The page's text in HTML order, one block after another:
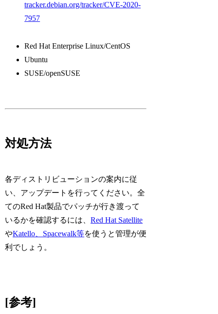
tracker.debian.org/tracker/CVE-2020-
7957
Red Hat Enterprise Linux/CentOS
Ubuntu
SUSE/openSUSE
対処方法
各ディストリビューションの案内に従
い、アップデートを行ってください。全
てのRed Hat製品でパッチが行き渡って
いるかを確認するには、Red Hat Satellite
やKatello、Spacewalk等を使うと管理が便
利でしょう。
[参考]